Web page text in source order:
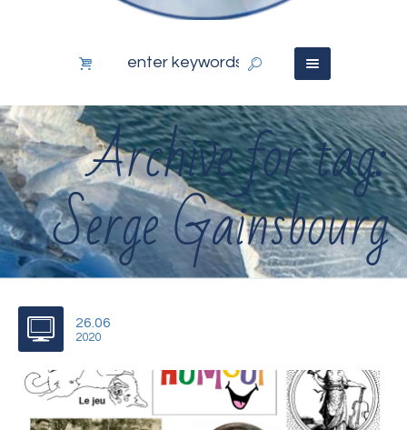
Archive for tag:
Serge Gainsbourg
26.06
2020